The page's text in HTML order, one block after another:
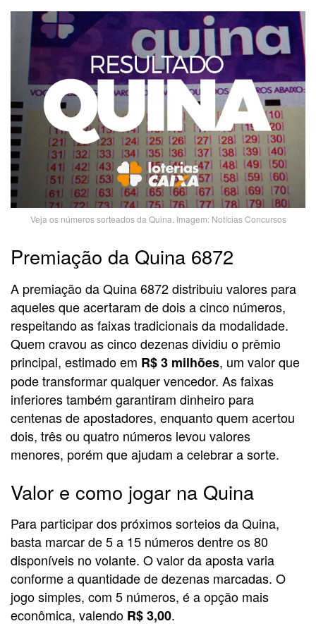
Veja os números sorteados da Quina. Imagem: Notícias Concursos
Premiação da Quina 6872
A premiação da Quina 6872 distribuiu valores para
aqueles que acertaram de dois a cinco números,
respeitando as faixas tradicionais da modalidade.
Quem cravou as cinco dezenas dividiu o prêmio
principal, estimado em R$ 3 milhões, um valor que
pode transformar qualquer vencedor. As faixas
inferiores também garantiram dinheiro para
centenas de apostadores, enquanto quem acertou
dois, três ou quatro números levou valores
menores, porém que ajudam a celebrar a sorte.
Valor e como jogar na Quina
Para participar dos próximos sorteios da Quina,
basta marcar de 5 a 15 números dentre os 80
disponíveis no volante. O valor da aposta varia
conforme a quantidade de dezenas marcadas. O
jogo simples, com 5 números, é a opção mais
econômica, valendo R$ 3,00.